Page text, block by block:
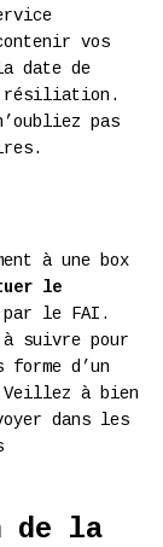
vos
date de
résiliation.
pas
à une box
le
le FAI.
suivre pour
d’un
à bien
dans les
de la